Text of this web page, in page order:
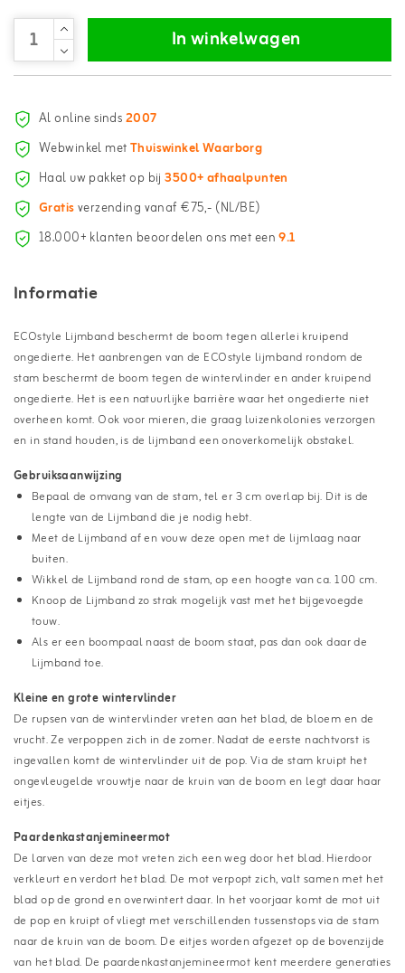
In winkelwagen
Al online sinds2007
Webwinkel metThuiswinkel Waarborg
Haal uw pakket op bij3500+ afhaalpunten
Gratisverzending vanaf €75,- (NL/BE)
18.000+ klanten beoordelen ons met een9.1
Informatie
ECOstyle Lijmband beschermt de boom tegen allerlei kruipend
ongedierte. Het aanbrengen van de ECOstyle lijmband rondom de
stam beschermt de boom tegen de wintervlinder en ander kruipend
ongedierte. Het is een natuurlijke barrière waar het ongedierte niet
overheen komt. Ook voor mieren, die graag luizenkolonies verzorgen
en in stand houden, is de lijmband een onoverkomelijk obstakel.
Gebruiksaanwijzing
Bepaal de omvang van de stam, tel er 3 cm overlap bij. Dit is de
lengte van de Lijmband die je nodig hebt.
Meet de Lijmband af en vouw deze open met de lijmlaag naar
buiten.
Wikkel de Lijmband rond de stam, op een hoogte van ca. 100 cm.
Knoop de Lijmband zo strak mogelijk vast met het bijgevoegde
touw.
Als er een boompaal naast de boom staat, pas dan ook daar de
Lijmband toe.
Kleine en grote wintervlinder
De rupsen van de wintervlinder vreten aan het blad, de bloem en de
vrucht. Ze verpoppen zich in de zomer. Nadat de eerste nachtvorst is
ingevallen komt de wintervlinder uit de pop. Via de stam kruipt het
ongevleugelde vrouwtje naar de kruin van de boom en legt daar haar
eitjes.
Paardenkastanjemineermot
De larven van deze mot vreten zich een weg door het blad. Hierdoor
verkleurt en verdort het blad. De mot verpopt zich, valt samen met het
blad op de grond en overwintert daar. In het voorjaar komt de mot uit
de pop en kruipt of vliegt met verschillenden tussenstops via de stam
naar de kruin van de boom. De eitjes worden afgezet op de bovenzijde
van het blad. De paardenkastanjemineermot kent meerdere generaties